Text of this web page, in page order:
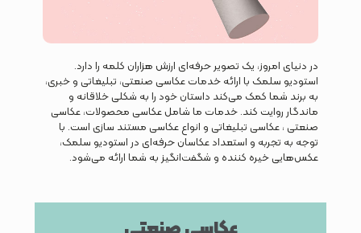
در دنیای امروز، یک تصویر حرفه‌ای ارزش هزاران کلمه را دارد.
استودیو سلمک با ارائه خدمات عکاسی صنعتی، تبلیغاتی و خبری،
به برند شما کمک می‌کند داستان خود را به شکلی خلاقانه و
ماندگار روایت کند. خدمات ما شامل عکاسی محصولات، عکاسی
صنعتی ، عکاسی تبلیغاتی و انواع عکاسی مستند سازی است. با
توجه به تجربه و استعداد عکاسان حرفه‌ای در استودیو سلمک،
عکس‌هایی خیره کننده و شگفت‌انگیز به شما ارائه می‌شود.